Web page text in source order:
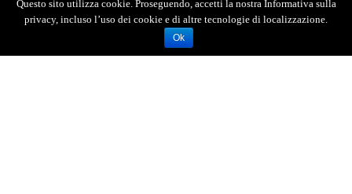
Questo sito utilizza cookie. Proseguendo, accetti la nostra Informativa sulla
privacy, incluso l’uso dei cookie e di altre tecnologie di localizzazione.
Ok